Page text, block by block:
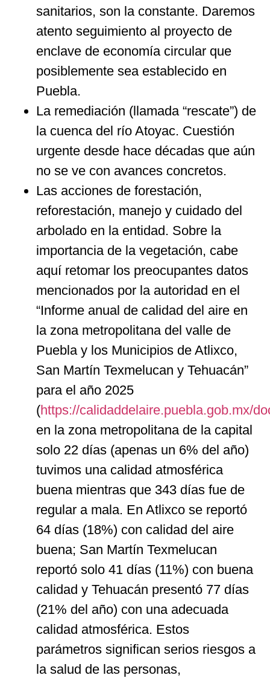
sanitarios, son la constante. Daremos
atento seguimiento al proyecto de
enclave de economía circular que
posiblemente sea establecido en
Puebla.
La remediación (llamada “rescate”) de
la cuenca del río Atoyac. Cuestión
urgente desde hace décadas que aún
no se ve con avances concretos.
Las acciones de forestación,
reforestación, manejo y cuidado del
arbolado en la entidad. Sobre la
importancia de la vegetación, cabe
aquí retomar los preocupantes datos
mencionados por la autoridad en el
“Informe anual de calidad del aire en
la zona metropolitana del valle de
Puebla y los Municipios de Atlixco,
San Martín Texmelucan y Tehuacán”
para el año 2025
(https://calidaddelaire.puebla.gob.mx/
en la zona metropolitana de la capital
solo 22 días (apenas un 6% del año)
tuvimos una calidad atmosférica
buena mientras que 343 días fue de
regular a mala. En Atlixco se reportó
64 días (18%) con calidad del aire
buena; San Martín Texmelucan
reportó solo 41 días (11%) con buena
calidad y Tehuacán presentó 77 días
(21% del año) con una adecuada
calidad atmosférica. Estos
parámetros significan serios riesgos a
la salud de las personas,